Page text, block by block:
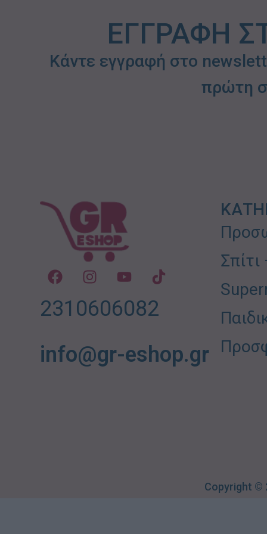
ΕΓΓΡΑΦΗ
Κάντε εγγραφή στο
πρώτη
2310606082
info@gr-eshop.gr
Copyright ©